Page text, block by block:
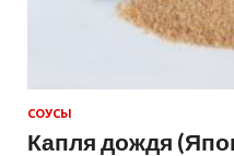
СОУСЫ
Капля дождя